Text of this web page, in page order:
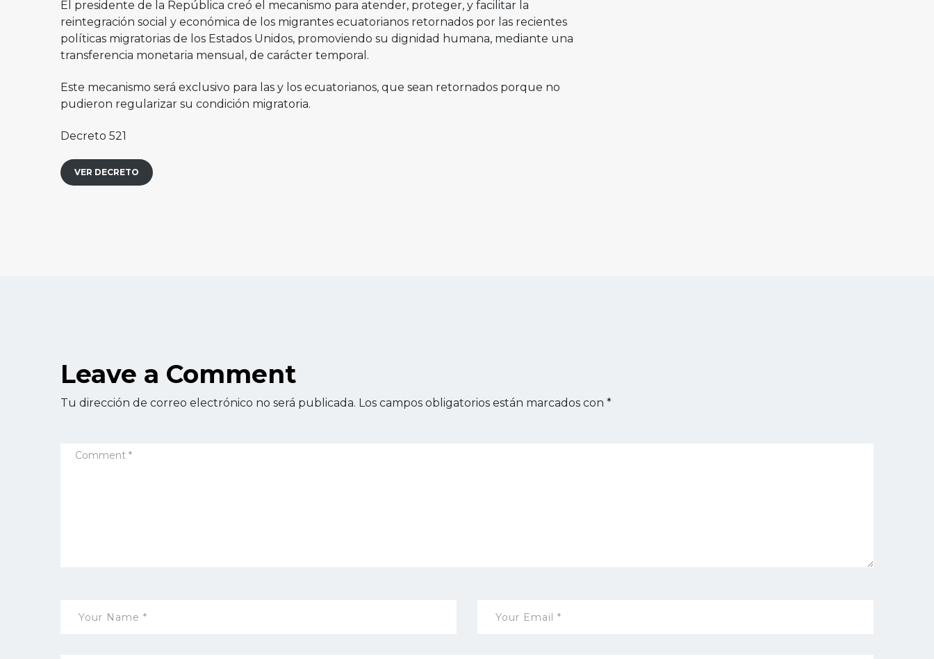
El presidente de la República creó el mecanismo para atender, proteger, y facilitar la
reintegración social y económica de los migrantes ecuatorianos retornados por las recientes
políticas migratorias de los Estados Unidos, promoviendo su dignidad humana, mediante una
transferencia monetaria mensual, de carácter temporal.
Este mecanismo será exclusivo para las y los ecuatorianos, que sean retornados porque no
pudieron regularizar su condición migratoria.
Decreto 521
VER DECRETO
Leave a Comment
Tu dirección de correo electrónico no será publicada. Los campos obligatorios están marcados con *